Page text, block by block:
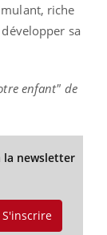
riche
sa
enfant" de
la newsletter
S'inscrire